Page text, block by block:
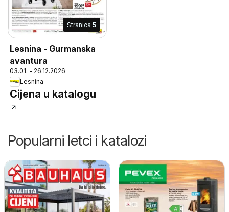
Stranica 5
Lesnina - Gurmanska
avantura
03.01. - 26.12.2026
Lesnina
Cijena u katalogu
Popularni letci i katalozi